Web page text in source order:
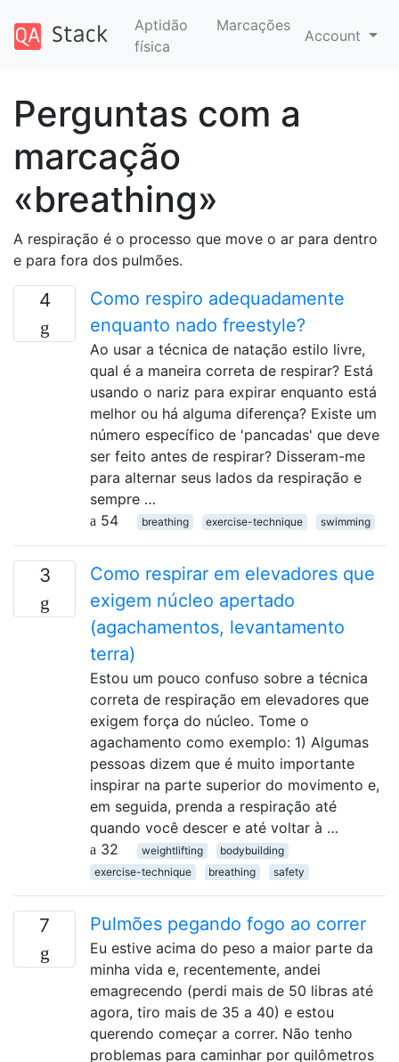
Aptidão
física
Marcações
Account
Perguntas com a
marcação
«breathing»
A respiração é o processo que move o ar para dentro
e para fora dos pulmões.
4
Como respiro adequadamente
enquanto nado freestyle?
Ao usar a técnica de natação estilo livre,
qual é a maneira correta de respirar? Está
usando o nariz para expirar enquanto está
melhor ou há alguma diferença? Existe um
número específico de 'pancadas' que deve
ser feito antes de respirar? Disseram-me
para alternar seus lados da respiração e
sempre …
54
breathing exercise-technique swimming
3
Como respirar em elevadores que
exigem núcleo apertado
(agachamentos, levantamento
terra)
Estou um pouco confuso sobre a técnica
correta de respiração em elevadores que
exigem força do núcleo. Tome o
agachamento como exemplo: 1) Algumas
pessoas dizem que é muito importante
inspirar na parte superior do movimento e,
em seguida, prenda a respiração até
quando você descer e até voltar à …
32
weightlifting
bodybuilding
exercise-technique
breathing safety
7 Pulmões pegando fogo ao correr
Eu estive acima do peso a maior parte da
minha vida e, recentemente, andei
emagrecendo (perdi mais de 50 libras até
agora, tiro mais de 35 a 40) e estou
querendo começar a correr. Não tenho
problemas para caminhar por quilômetros